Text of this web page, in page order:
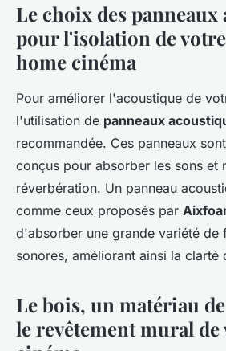
Le choix des panneaux
pour l'isolation de
home cinéma
Pour améliorer l'acoustique de
l'utilisation de panneaux
recommandée. Ces panneaux
conçus pour absorber les sons et
réverbération. Un panneau
comme ceux proposés par
d'absorber une grande variété de
sonores, améliorant ainsi la clarté
Le bois, un matériau
le revêtement mural